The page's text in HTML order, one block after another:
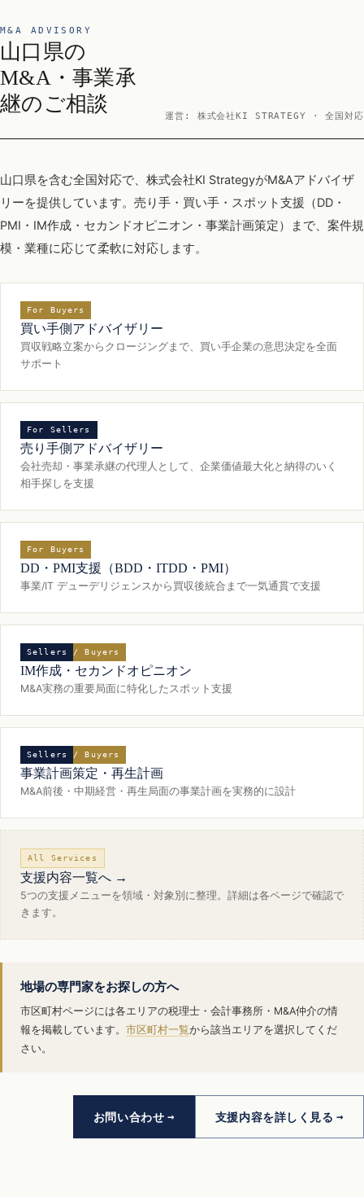
M&A ADVISORY
山口県の
M&A・事業承
継のご相談
運営: 株式会社KI STRATEGY · 全国対応
山口県を含む全国対応で、株式会社KI StrategyがM&Aアドバイザ
リーを提供しています。売り手・買い手・スポット支援（DD・
PMI・IM作成・セカンドオピニオン・事業計画策定）まで、案件規
模・業種に応じて柔軟に対応します。
For Buyers
買い手側アドバイザリー
買収戦略立案からクロージングまで、買い手企業の意思決定を全面
サポート
For Sellers
売り手側アドバイザリー
会社売却・事業承継の代理人として、企業価値最大化と納得のいく
相手探しを支援
For Buyers
DD・PMI支援（BDD・ITDD・PMI）
事業/IT デューデリジェンスから買収後統合まで一気通貫で支援
Sellers / Buyers
IM作成・セカンドオピニオン
M&A実務の重要局面に特化したスポット支援
Sellers / Buyers
事業計画策定・再生計画
M&A前後・中期経営・再生局面の事業計画を実務的に設計
All Services
支援内容一覧へ →
5つの支援メニューを領域・対象別に整理。詳細は各ページで確認で
きます。
地場の専門家をお探しの方へ
市区町村ページには各エリアの税理士・会計事務所・M&A仲介の情
報を掲載しています。 市区町村一覧から該当エリアを選択してくだ
さい。
お問い合わせ 支援内容を詳しく見る